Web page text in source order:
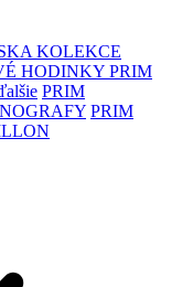
KOLEKCE
HODINKY PRIM
PRIM
PRIM